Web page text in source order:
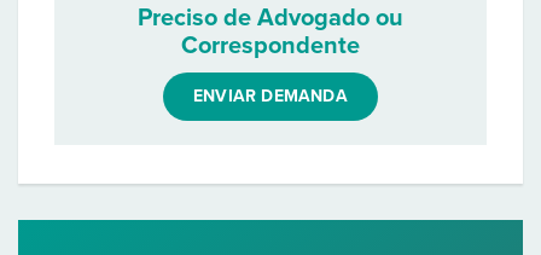
Preciso de Advogado ou
Correspondente
ENVIAR DEMANDA